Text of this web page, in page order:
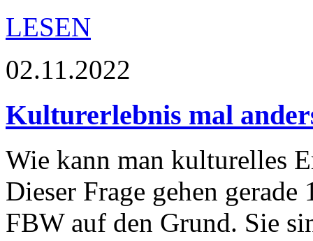
LESEN
02.11.2022
Kulturerlebnis mal
Wie kann man kulturelles
Dieser Frage gehen
FBW auf den Grund. Sie